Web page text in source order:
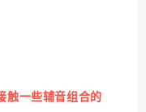
触一些辅音组合的